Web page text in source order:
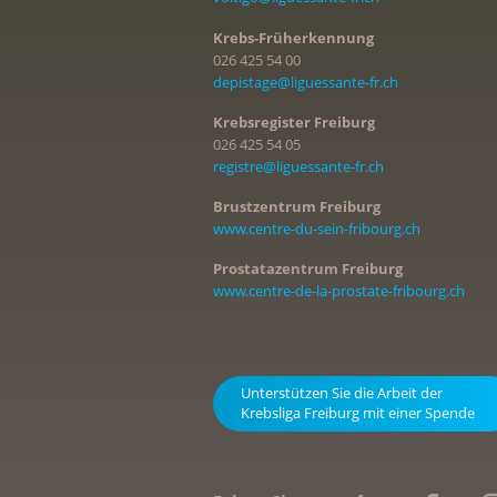
Krebs-Früherkennung
026 425 54 00
depistage@liguessante-fr.ch
Krebsregister Freiburg
026 425 54 05
registre@liguessante-fr.ch
Brustzentrum Freiburg
www.centre-du-sein-fribourg.ch
Prostatazentrum Freiburg
www.centre-de-la-prostate-fribourg.ch
Unterstützen Sie die Arbeit der
Krebsliga Freiburg mit einer Spende